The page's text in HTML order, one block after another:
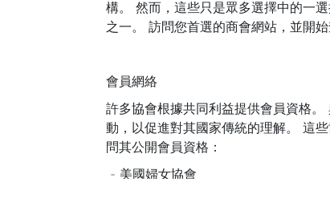
構。 然而，這些只是眾多選擇中的一
之一。 訪問您首選的商會網站，並開始
會員網絡
許多協會根據共同利益提供會員資格
動，以促進對其國家傳統的理解。 這
問其公開會員資格：
- 美國婦女協會